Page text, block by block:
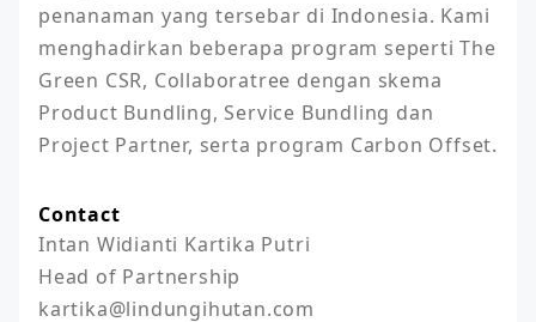
penanaman yang tersebar di Indonesia. Kami
menghadirkan beberapa program seperti The
Green CSR, Collaboratree dengan skema
Product Bundling, Service Bundling dan
Project Partner, serta program Carbon Offset.
Contact
Intan Widianti Kartika Putri
Head of Partnership
kartika@lindungihutan.com